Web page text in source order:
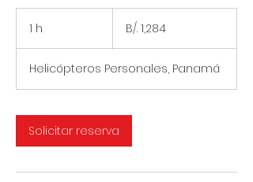
1 h
balboas
panameños
B/. 1,284
Helicópteros Personales, Panamá
Solicitar reserva